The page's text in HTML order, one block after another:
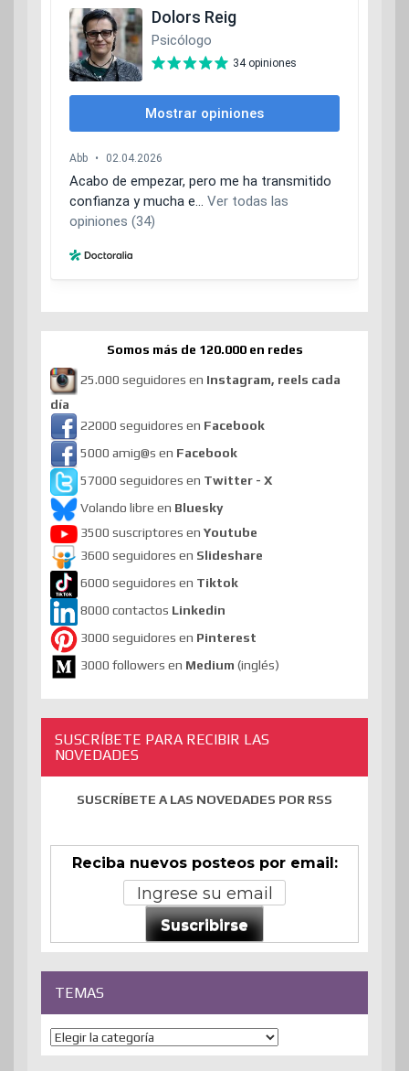
Somos más de 120.000 en redes
25.000 seguidores en Instagram, reels cada
día
22000 seguidores en Facebook
5000 amig@s en Facebook
57000 seguidores en Twitter - X
Volando libre en Bluesky
3500 suscriptores en Youtube
3600 seguidores en Slideshare
6000 seguidores en Tiktok
8000 contactos Linkedin
3000 seguidores en Pinterest
3000 followers en Medium (inglés)
SUSCRÍBETE PARA RECIBIR LAS
NOVEDADES
SUSCRÍBETE A LAS NOVEDADES POR RSS
Reciba nuevos posteos por email:
Suscribirse
TEMAS
Temas